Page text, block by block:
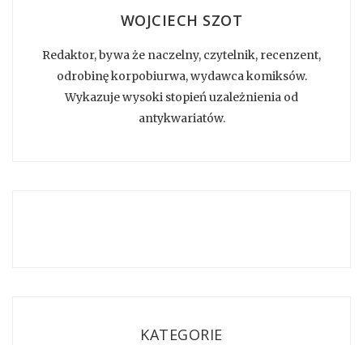
WOJCIECH SZOT
Redaktor, bywa że naczelny, czytelnik, recenzent,
odrobinę korpobiurwa, wydawca komiksów.
Wykazuje wysoki stopień uzależnienia od
antykwariatów.
KATEGORIE